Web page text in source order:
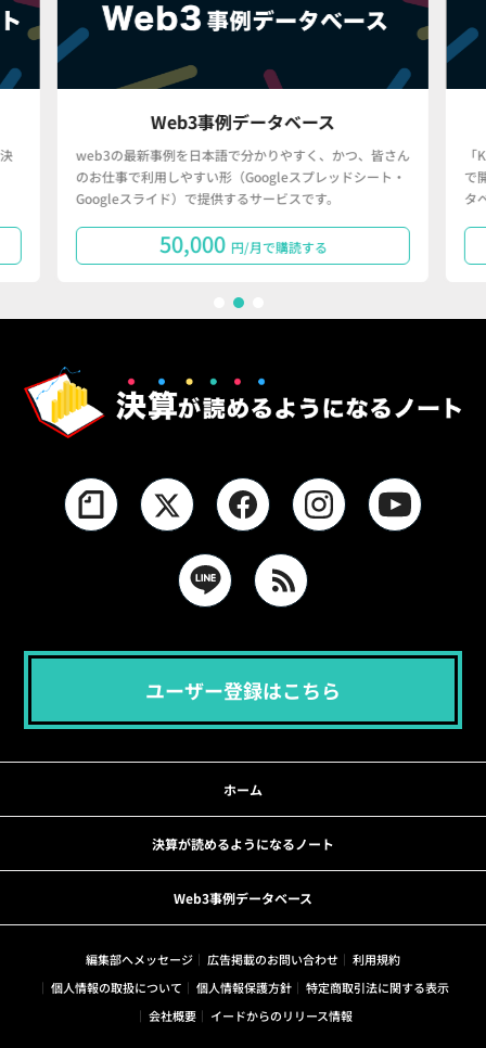
Web3事例データベース
web3の最新事例を日本語で分かりやすく、かつ、皆さん
のお仕事で利用しやすい形（Googleスプレッドシート・
Googleスライド）で提供するサービスです。
50,000 円/月で購読する
で
タ
ユーザー登録はこちら
ホーム
決算が読めるようになるノート
Web3事例データベース
編集部へメッセージ 広告掲載のお問い合わせ
利用規約
個人情報の取扱について
個人情報保護方針
特定商取引法に関する表示
会社概要
イードからのリリース情報